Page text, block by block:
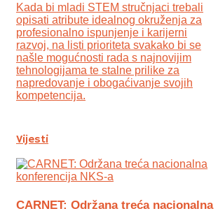
Kada bi mladi STEM stručnjaci trebali
opisati atribute idealnog okruženja za
profesionalno ispunjenje i karijerni
razvoj, na listi prioriteta svakako bi se
našle mogućnosti rada s najnovijim
tehnologijama te stalne prilike za
napredovanje i obogaćivanje svojih
kompetencija.
Vijesti
CARNET: Održana treća nacionalna